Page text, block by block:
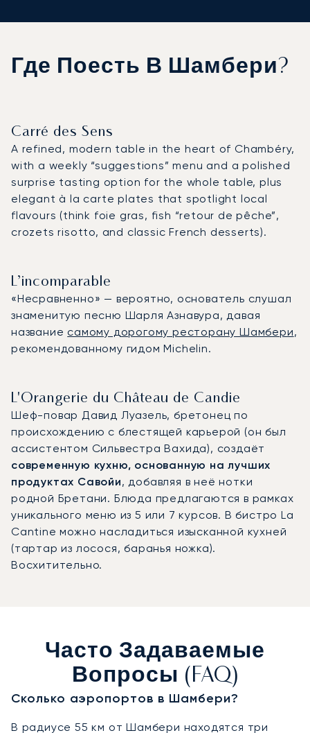
Где Поесть В Шамбери?
Carré des Sens
A refined, modern table in the heart of Chambéry,
with a weekly “suggestions” menu and a polished
surprise tasting option for the whole table, plus
elegant à la carte plates that spotlight local
flavours (think foie gras, fish “retour de pêche”,
crozets risotto, and classic French desserts).
L’incomparable
«Несравненно» — вероятно, основатель слушал
знаменитую песню Шарля Азнавура, давая
название самому дорогому ресторану Шамбери,
рекомендованному гидом Michelin.
L'Orangerie du Château de Candie
Шеф-повар Давид Луазель, бретонец по
происхождению с блестящей карьерой (он был
ассистентом Сильвестра Вахида), создаёт
современную кухню, основанную на лучших
продуктах Савойи, добавляя в неё нотки
родной Бретани. Блюда предлагаются в рамках
уникального меню из 5 или 7 курсов. В бистро La
Cantine можно насладиться изысканной кухней
(тартар из лосося, баранья ножка).
Восхитительно.
Часто Задаваемые
Вопросы (FAQ)
Сколько аэропортов в Шамбери?
В радиусе 55 км от Шамбери находятся три